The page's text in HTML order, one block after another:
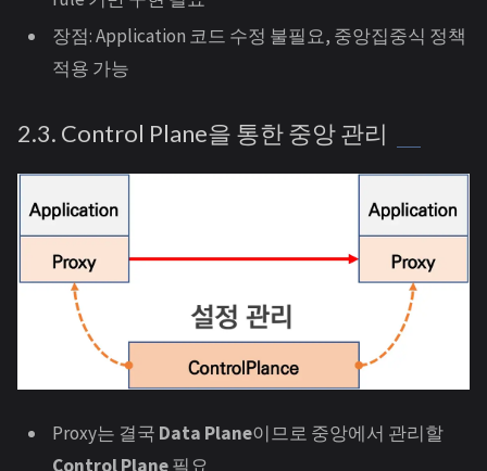
장점: Application 코드 수정 불필요, 중앙집중식 정책
적용 가능
2.3. Control Plane을 통한 중앙 관리
Proxy는 결국 Data Plane이므로 중앙에서 관리할
Control Plane필요